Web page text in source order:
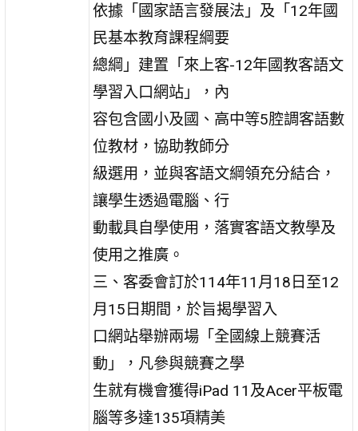
依據「國家語言發展法」及「12年國
民基本教育課程綱要
總綱」建置「來上客-12年國教客語文
學習入口網站」，內
容包含國小及國、高中等5腔調客語數
位教材，協助教師分
級選用，並與客語文綱領充分結合，
讓學生透過電腦、行
動載具自學使用，落實客語文教學及
使用之推廣。
三、客委會訂於114年11月18日至12
月15日期間，於旨揭學習入
口網站舉辦兩場「全國線上競賽活
動」，凡參與競賽之學
生就有機會獲得iPad 11及Acer平板電
腦等多達135項精美